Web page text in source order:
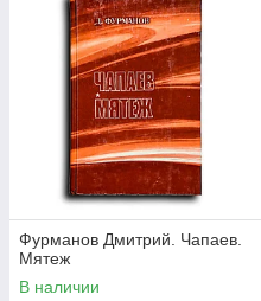
Фурманов Дмитрий. Чапаев.
Мятеж
В наличии